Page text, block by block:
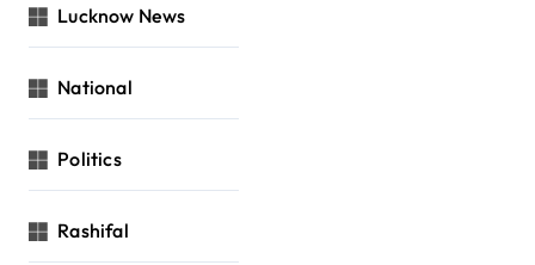
Lucknow News
National
Politics
Rashifal